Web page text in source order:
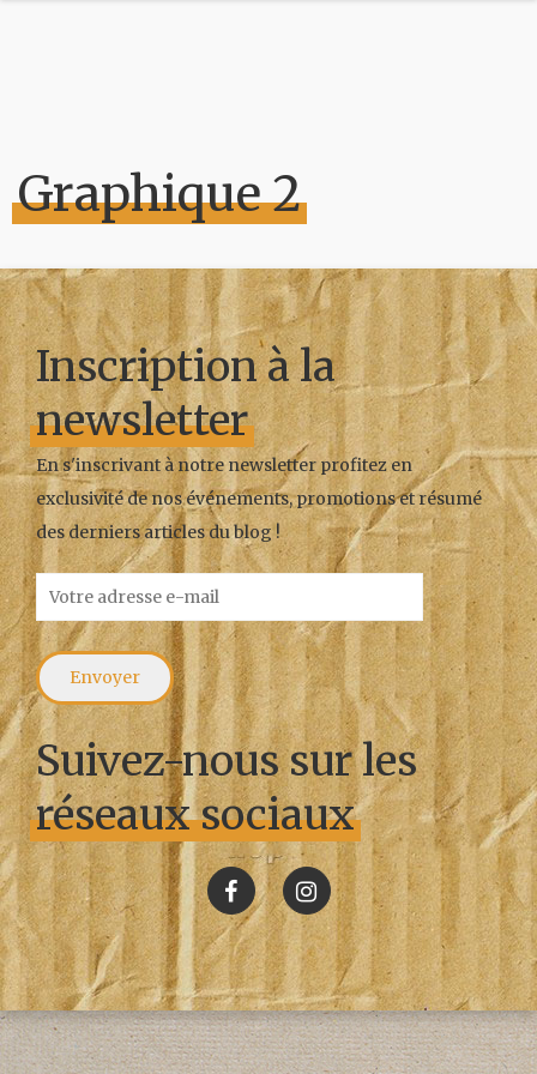
Graphique 2
Inscription à la
newsletter
En s'inscrivant à notre newsletter profitez en
exclusivité de nos événements, promotions et résumé
des derniers articles du blog !
Suivez-nous sur les
réseaux sociaux